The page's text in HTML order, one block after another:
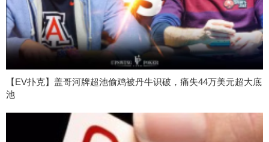
【EV扑克】盖哥河牌超池偷鸡被丹牛识破，痛失44万美元超大底
池